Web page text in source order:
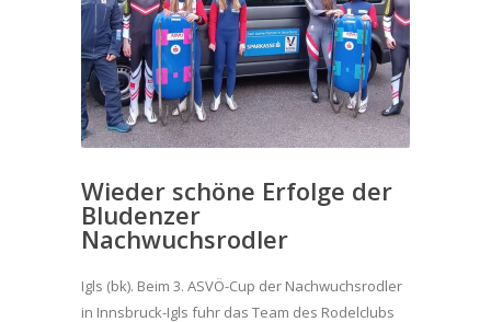
Wieder schöne Erfolge der
Bludenzer
Nachwuchsrodler
Igls (bk). Beim 3. ASVÖ-Cup der Nachwuchsrodler
in Innsbruck-Igls fuhr das Team des Rodelclubs